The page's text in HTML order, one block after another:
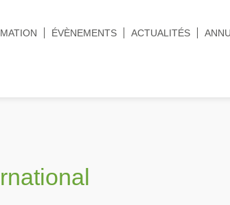
ÉVÈNEMENTS ACTUALITÉS